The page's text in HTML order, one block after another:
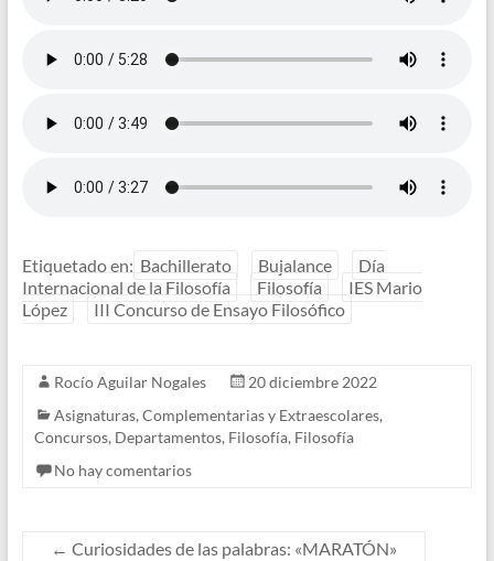
Etiquetado en: Bachillerato Bujalance
Día
Internacional de la Filosofía
Filosofía
IES Mario
López
III Concurso de Ensayo Filosófico
Rocío Aguilar Nogales
20 diciembre 2022
Asignaturas, Complementarias y Extraescolares,
Concursos, Departamentos, Filosofía, Filosofía
No hay comentarios
← Curiosidades de las palabras: «MARATÓN»